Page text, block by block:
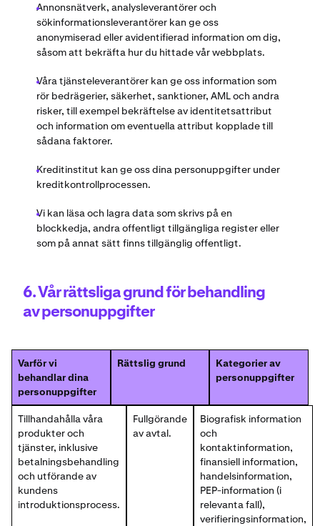
Annonsnätverk, analysleverantörer och
sökinformationsleverantörer kan ge oss
anonymiserad eller avidentifierad information om dig,
såsom att bekräfta hur du hittade vår webbplats.
Våra tjänsteleverantörer kan ge oss information som
rör bedrägerier, säkerhet, sanktioner, AML och andra
risker, till exempel bekräftelse av identitetsattribut
och information om eventuella attribut kopplade till
sådana faktorer.
Kreditinstitut kan ge oss dina personuppgifter under
kreditkontrollprocessen.
Vi kan läsa och lagra data som skrivs på en
blockkedja, andra offentligt tillgängliga register eller
som på annat sätt finns tillgänglig offentligt.
6. Vår rättsliga grund för behandling
av personuppgifter
Varför vi
behandlar dina
personuppgifter
Rättslig grund
Kategorier av
personuppgifter
Tillhandahålla våra
produkter och
tjänster, inklusive
betalningsbehandling
och utförande av
kundens
introduktionsprocess.
Fullgörande
av avtal.
Biografisk information
och
kontaktinformation,
finansiell information,
handelsinformation,
PEP-information (i
relevanta fall),
verifieringsinformation,